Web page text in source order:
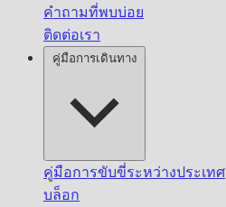
คำถามที่พบบ่อย
ติดต่อเรา
คู่มือการเดินทาง
คู่มือการขับขี่ระหว่างประเทศ
บล็อก